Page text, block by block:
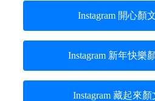
Instagram 開心顏
Instagram 新年快樂
Instagram 藏起來